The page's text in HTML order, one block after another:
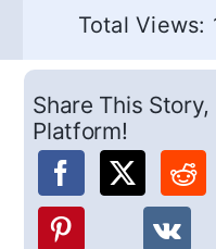
Total Views:
Share This
Platform!